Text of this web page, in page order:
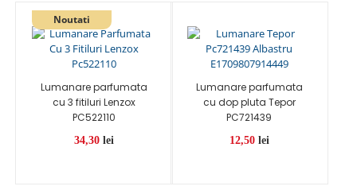
Lumanare parfumata
cu 3 fitiluri Lenzox
PC522110
34,30 lei
Lumanare parfumata
cu dop pluta Tepor
PC721439
12,50 lei